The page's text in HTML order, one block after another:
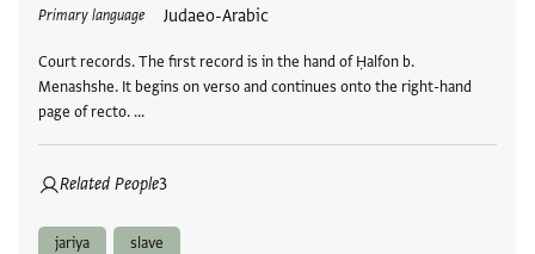
Primary language Judaeo-Arabic
Court records. The first record is in the hand of Ḥalfon b.
Menashshe. It begins on verso and continues onto the right-hand
page of recto. …
Related People3
jariya slave